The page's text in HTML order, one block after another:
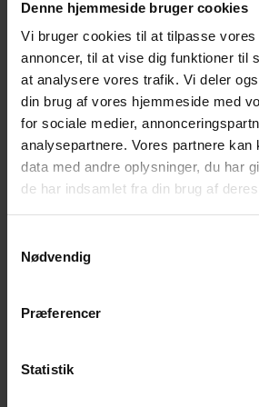
Denne hjemmeside bruger cookies
Vi bruger cookies til at tilpasse vores
annoncer, til at vise dig funktioner til
at analysere vores trafik. Vi deler
din brug af vores hjemmeside med
for sociale medier,
analysepartnere. Vores partnere kan
data med andre oplysninger, du har
de har indsamlet fra din brug af
Nødvendig
Præferencer
Statistik
særligt øje for de børn, som
ordblindhed. Jeg ved, hvad
den rette hjælp så tidligt
Vi vil nedbryde tabuer om